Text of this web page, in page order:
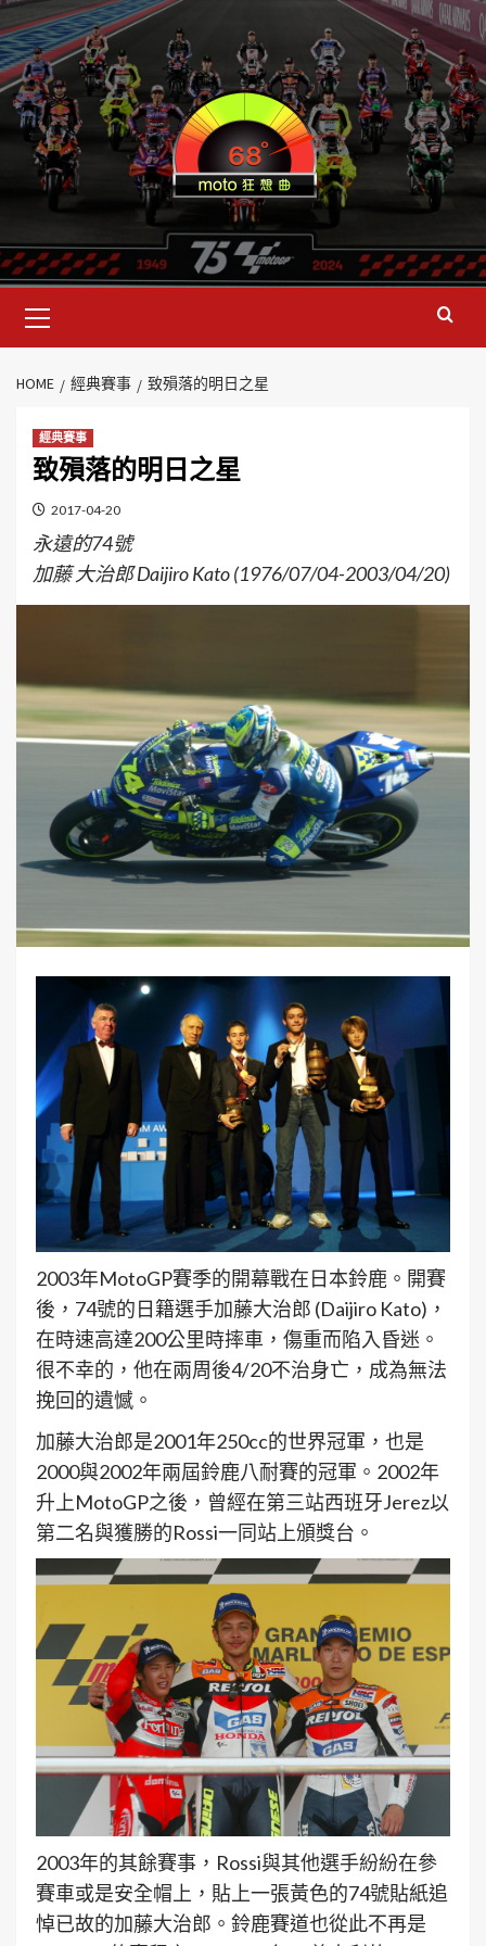
HOME 經典賽事 致殞落的明日之星
經典賽事
致殞落的明日之星
2017-04-20
永遠的74號
加藤 大治郎 Daijiro Kato (1976/07/04-2003/04/20)
2003年MotoGP賽季的開幕戰在日本鈴鹿。開賽
後，74號的日籍選手加藤大治郎 (Daijiro Kato)，
在時速高達200公里時摔車，傷重而陷入昏迷。
很不幸的，他在兩周後4/20不治身亡，成為無法
挽回的遺憾。
加藤大治郎是2001年250cc的世界冠軍，也是
2000與2002年兩屆鈴鹿八耐賽的冠軍。2002年
升上MotoGP之後，曾經在第三站西班牙Jerez以
第二名與獲勝的Rossi一同站上頒獎台。
2003年的其餘賽事，Rossi與其他選手紛紛在參
賽車或是安全帽上，貼上一張黃色的74號貼紙追
悼已故的加藤大治郎。鈴鹿賽道也從此不再是